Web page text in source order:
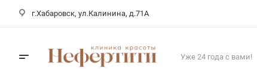
г.Хабаровск, ул.Калинина, д.71А
Уже 24 года с вами!